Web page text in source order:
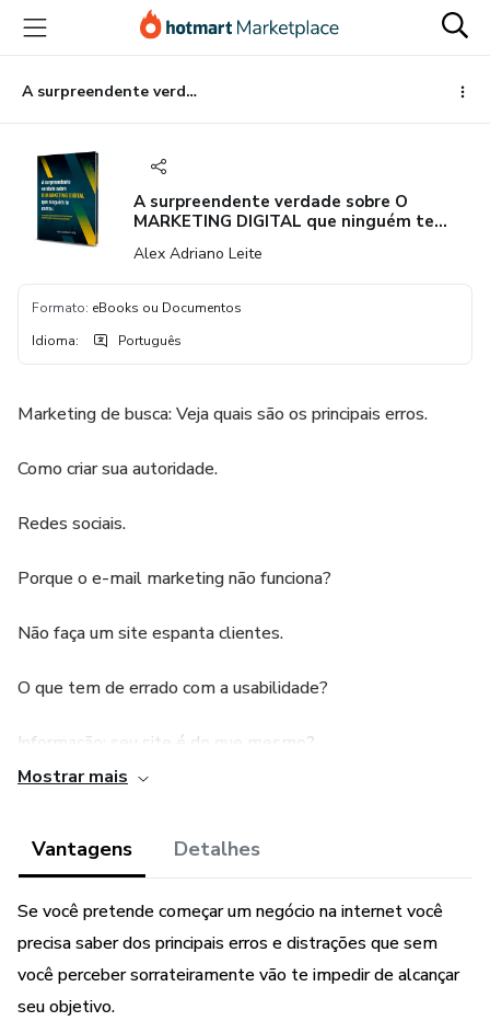
para
conteúdo
principal
para
pagamento
para
rodapé
A surpreendente verdade sobre O MARKETING DIGITAL que ninguém te contou.
A surpreendente verdade sobre O
MARKETING DIGITAL que ninguém te
Alex Adriano Leite
Formato: eBooks ou Documentos
Idioma: Português
Marketing de busca: Veja quais são os principais erros.
Como criar sua autoridade.
Redes sociais.
Porque o e-mail marketing não funciona?
Não faça um site espanta clientes.
O que tem de errado com a usabilidade?
Informação: seu site é do que mesmo?
Mostrar mais
Vantagens Detalhes
Se você pretende começar um negócio na internet você
precisa saber dos principais erros e distrações que sem
você perceber sorrateiramente vão te impedir de alcançar
seu objetivo.